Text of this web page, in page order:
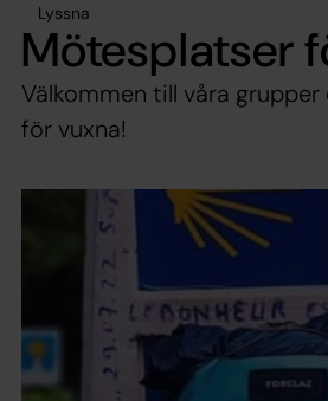
Lyssna
Mötesplatser
Välkommen till våra
för vuxna!